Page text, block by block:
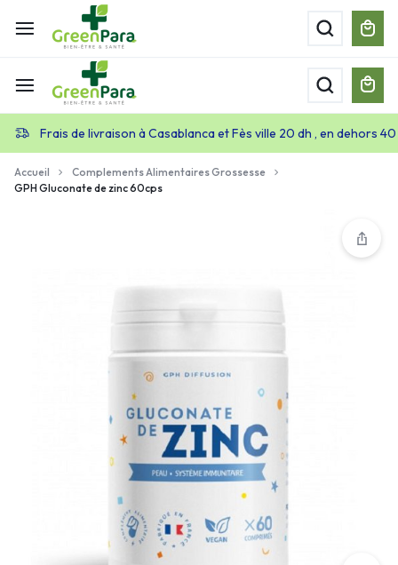
Frais de livraison à Casablanca et Fès ville 20 dh , en dehors
Accueil
Complements Alimentaires Grossesse
GPH Gluconate de zinc 60cps